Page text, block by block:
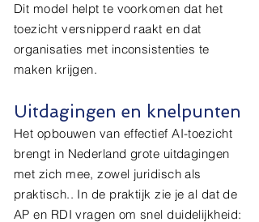
Dit model helpt te voorkomen dat het
toezicht versnipperd raakt en dat
organisaties met inconsistenties te
maken krijgen.
Uitdagingen en knelpunten
Het opbouwen van effectief AI-toezicht
brengt in Nederland grote uitdagingen
met zich mee, zowel juridisch als
praktisch.. In de praktijk zie je al dat de
AP en RDI vragen om snel duidelijkheid: